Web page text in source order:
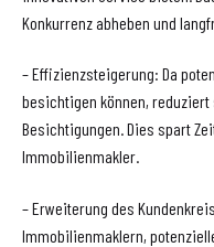
Konkurrenz abheben und
– Effizienzsteigerung: Da
besichtigen können,
Besichtigungen. Dies spart
Immobilienmakler.
– Erweiterung des
Immobilienmaklern,